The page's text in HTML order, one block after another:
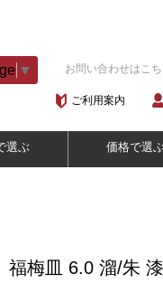
▼ お問い合わせはこち
ご利用案内
選ぶ 価格で選
福梅皿 6.0 溜/朱